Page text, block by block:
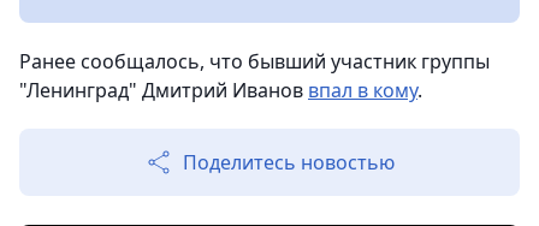
Ранее сообщалось, что бывший участник группы
"Ленинград" Дмитрий Иванов впал в кому.
Поделитесь новостью